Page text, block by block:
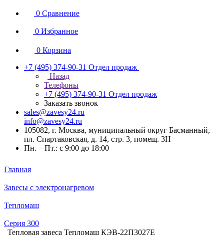
0 Сравнение
0 Избранное
0 Корзина
+7 (495) 374-90-31 Отдел продаж
Назад
Телефоны
+7 (495) 374-90-31 Отдел продаж
Заказать звонок
sales@zavesy24.ru
info@zavesy24.ru
105082, г. Москва, муниципальный округ Басманный,
пл. Спартаковская, д. 14, стр. 3, помещ. 3Н
Пн. – Пт.: с 9:00 до 18:00
Главная
Завесы с электронагревом
Тепломаш
Серия 300
Тепловая завеса Тепломаш КЭВ-22П3027E